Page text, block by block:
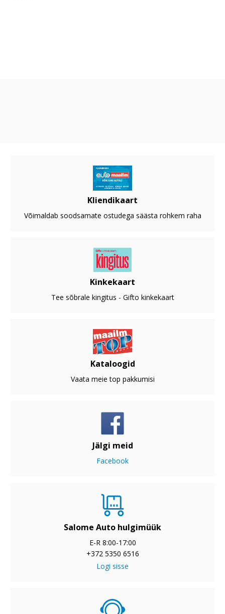
Kliendikaart
Võimaldab soodsamate ostudega säästa rohkem raha
Kinkekaart
Tee sõbrale kingitus - Gifto kinkekaart
Kataloogid
Vaata meie top pakkumisi
Jälgi meid
Facebook
Salome Auto hulgimüük
E-R 8:00-17:00
+372 5350 6516
Logi sisse